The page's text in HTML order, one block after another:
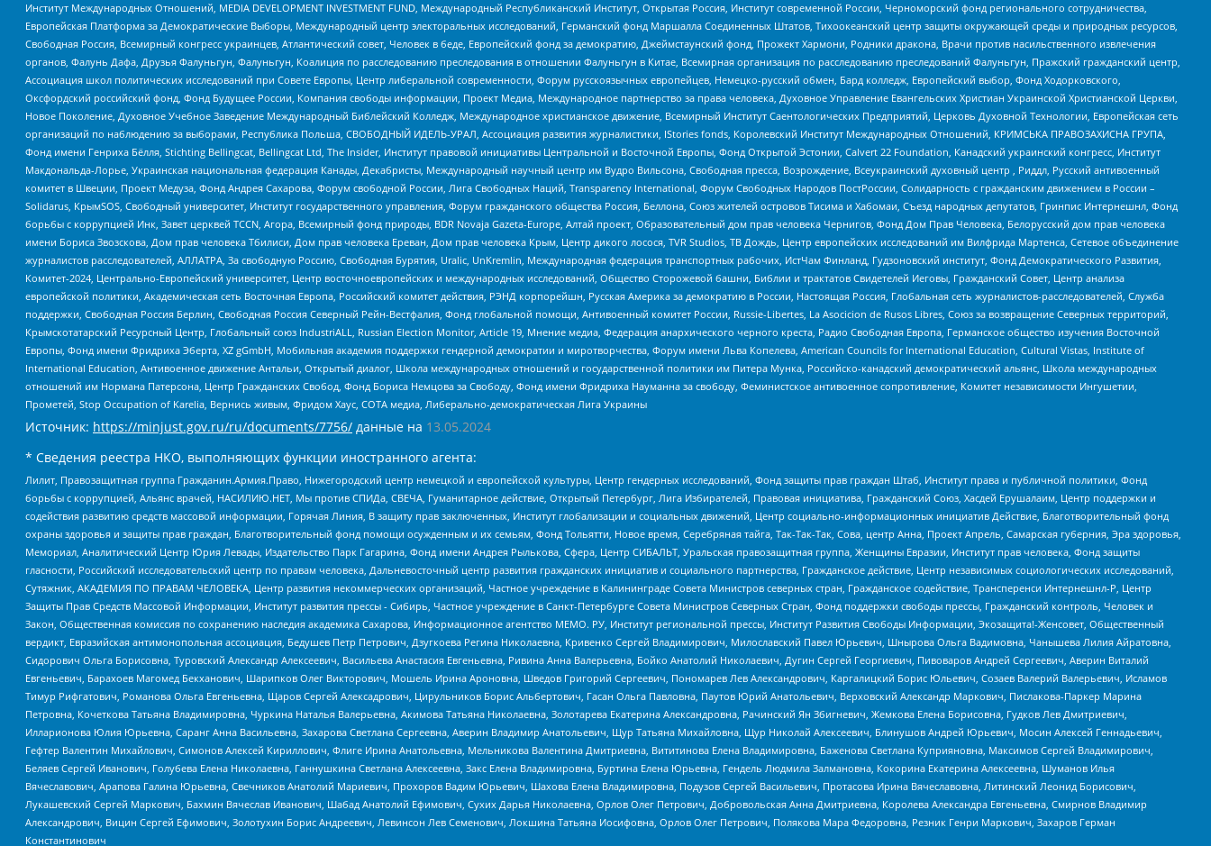
Институт Международных Отношений, MEDIA DEVELOPMENT INVESTMENT FUND, Международный Республиканский Институт, Открытая Россия, Институт современной России, Черноморский фонд регионального сотрудничества,
Европейская Платформа за Демократические Выборы, Международный центр электоральных исследований, Германский фонд Маршалла Соединенных Штатов, Тихоокеанский центр защиты окружающей среды и природных ресурсов,
Свободная Россия, Всемирный конгресс украинцев, Атлантический совет, Человек в беде, Европейский фонд за демократию, Джеймстаунский фонд, Прожект Хармони, Родники дракона, Врачи против насильственного извлечения
органов, Фалунь Дафа, Друзья Фалуньгун, Фалуньгун, Коалиция по расследованию преследования в отношении Фалуньгун в Китае, Всемирная организация по расследованию преследований Фалуньгун, Пражский гражданский центр,
Ассоциация школ политических исследований при Совете Европы, Центр либеральной современности, Форум русскоязычных европейцев, Немецко-русский обмен, Бард колледж, Европейский выбор, Фонд Ходорковского,
Оксфордский российский фонд, Фонд Будущее России, Компания свободы информации, Проект Медиа, Международное партнерство за права человека, Духовное Управление Евангельских Христиан Украинской Христианской Церкви,
Новое Поколение, Духовное Учебное Заведение Международный Библейский Колледж, Международное христианское движение, Всемирный Институт Саентологических Предприятий, Церковь Духовной Технологии, Европейская сеть
организаций по наблюдению за выборами, Республика Польша, СВОБОДНЫЙ ИДЕЛЬ-УРАЛ, Ассоциация развития журналистики, IStories fonds, Королевский Институт Международных Отношений, КРИМСЬКА ПРАВОЗАХИСНА ГРУПА,
Фонд имени Генриха Бёлля, Stichting Bellingcat, Bellingcat Ltd, The Insider, Институт правовой инициативы Центральной и Восточной Европы, Фонд Открытой Эстонии, Calvert 22 Foundation, Канадский украинский конгресс, Институт
Макдональда-Лорье, Украинская национальная федерация Канады, Декабристы, Международный научный центр им Вудро Вильсона, Свободная пресса, Возрождение, Всеукраинский духовный центр , Риддл, Русский антивоенный
комитет в Швеции, Проект Медуза, Фонд Андрея Сахарова, Форум свободной России, Лига Свободных Наций, Transparеncy International, Форум Свободных Народов ПостРоссии, Солидарность с гражданским движением в России –
Solidarus, КрымSOS, Свободный университет, Институт государственного управления, Форум гражданского общества Россия, Беллона, Союз жителей островов Тисима и Хабомаи, Съезд народных депутатов, Гринпис Интернешнл, Фонд
борьбы с коррупцией Инк, Завет церквей TCCN, Агора, Всемирный фонд природы, BDR Novaja Gazeta-Europe, Алтай проект, Образовательный дом прав человека Чернигов, Фонд Дом Прав Человека, Белорусский дом прав человека
имени Бориса Звозскова, Дом прав человека Тбилиси, Дом прав человека Ереван, Дом прав человека Крым, Центр дикого лосося, TVR Studios, ТВ Дождь, Центр европейских исследований им Вилфрида Мартенса, Сетевое объединение
журналистов расследователей, АЛЛАТРА, За свободную Россию, Свободная Бурятия, Uralic, UnKremlin, Международная федерация транспортных рабочих, ИстЧам Финланд, Гудзоновский институт, Фонд Демократического Развития,
Комитет-2024, Центрально-Европейский университет, Центр восточноевропейских и международных исследований, Общество Сторожевой башни, Библии и трактатов Свидетелей Иеговы, Гражданский Совет, Центр анализа
европейской политики, Академическая сеть Восточная Европа, Российский комитет действия, РЭНД корпорейшн, Русская Америка за демократию в России, Настоящая Россия, Глобальная сеть журналистов-расследователей, Служба
поддержки, Свободная Россия Берлин, Свободная Россия Северный Рейн-Вестфалия, Фонд глобальной помощи, Антивоенный комитет России, Russie-Libertes, La Asocicion de Rusos Libres, Союз за возвращение Северных территорий,
Крымскотатарский Ресурсный Центр, Глобальный союз IndustriALL, Russian Election Monitor, Article 19, Мнение медиа, Федерация анархического черного креста, Радио Свободная Европа, Германское общество изучения Восточной
Европы, Фонд имени Фридриха Эберта, XZ gGmbH, Мобильная академия поддержки гендерной демократии и миротворчества, Форум имени Льва Копелева, American Councils for International Education, Cultural Vistas, Institute of
International Education, Антивоенное движение Антальи, Открытый диалог, Школа международных отношений и государственной политики им Питера Мунка, Российско-канадский демократический альянс, Школа международных
отношений им Нормана Патерсона, Центр Гражданских Свобод, Фонд Бориса Немцова за Свободу, Фонд имени Фридриха Науманна за свободу, Феминистское антивоенное сопротивление, Комитет независимости Ингушетии,
Прометей, Stop Occupation of Karelia, Вернись живым, Фридом Хаус, СОТА медиа, Либерально-демократическая Лига Украины
Источник: https://minjust.gov.ru/ru/documents/7756/ данные на 13.05.2024
* Сведения реестра НКО, выполняющих функции иностранного агента:
Лилит, Правозащитная группа Гражданин.Армия.Право, Нижегородский центр немецкой и европейской культуры, Центр гендерных исследований, Фонд защиты прав граждан Штаб, Институт права и публичной политики, Фонд
борьбы с коррупцией, Альянс врачей, НАСИЛИЮ.НЕТ, Мы против СПИДа, СВЕЧА, Гуманитарное действие, Открытый Петербург, Лига Избирателей, Правовая инициатива, Гражданский Союз, Хасдей Ерушалаим, Центр поддержки и
содействия развитию средств массовой информации, Горячая Линия, В защиту прав заключенных, Институт глобализации и социальных движений, Центр социально-информационных инициатив Действие, Благотворительный фонд
охраны здоровья и защиты прав граждан, Благотворительный фонд помощи осужденным и их семьям, Фонд Тольятти, Новое время, Серебряная тайга, Так-Так-Так, Сова, центр Анна, Проект Апрель, Самарская губерния, Эра здоровья,
Мемориал, Аналитический Центр Юрия Левады, Издательство Парк Гагарина, Фонд имени Андрея Рылькова, Сфера, Центр СИБАЛЬТ, Уральская правозащитная группа, Женщины Евразии, Институт прав человека, Фонд защиты
гласности, Российский исследовательский центр по правам человека, Дальневосточный центр развития гражданских инициатив и социального партнерства, Гражданское действие, Центр независимых социологических исследований,
Сутяжник, АКАДЕМИЯ ПО ПРАВАМ ЧЕЛОВЕКА, Центр развития некоммерческих организаций, Частное учреждение в Калининграде Совета Министров северных стран, Гражданское содействие, Трансперенси Интернешнл-Р, Центр
Защиты Прав Средств Массовой Информации, Институт развития прессы - Сибирь, Частное учреждение в Санкт-Петербурге Совета Министров Северных Стран, Фонд поддержки свободы прессы, Гражданский контроль, Человек и
Закон, Общественная комиссия по сохранению наследия академика Сахарова, Информационное агентство МЕМО. РУ, Институт региональной прессы, Институт Развития Свободы Информации, Экозащита!-Женсовет, Общественный
вердикт, Евразийская антимонопольная ассоциация, Бедушев Петр Петрович, Дзугкоева Регина Николаевна, Кривенко Сергей Владимирович, Милославский Павел Юрьевич, Шнырова Ольга Вадимовна, Чанышева Лилия Айратовна,
Сидорович Ольга Борисовна, Туровский Александр Алексеевич, Васильева Анастасия Евгеньевна, Ривина Анна Валерьевна, Бойко Анатолий Николаевич, Дугин Сергей Георгиевич, Пивоваров Андрей Сергеевич, Аверин Виталий
Евгеньевич, Барахоев Магомед Бекханович, Шарипков Олег Викторович, Мошель Ирина Ароновна, Шведов Григорий Сергеевич, Пономарев Лев Александрович, Каргалицкий Борис Юльевич, Созаев Валерий Валерьевич, Исламов
Тимур Рифгатович, Романова Ольга Евгеньевна, Щаров Сергей Алексадрович, Цирульников Борис Альбертович, Гасан Ольга Павловна, Паутов Юрий Анатольевич, Верховский Александр Маркович, Пислакова-Паркер Марина
Петровна, Кочеткова Татьяна Владимировна, Чуркина Наталья Валерьевна, Акимова Татьяна Николаевна, Золотарева Екатерина Александровна, Рачинский Ян Збигневич, Жемкова Елена Борисовна, Гудков Лев Дмитриевич,
Илларионова Юлия Юрьевна, Саранг Анна Васильевна, Захарова Светлана Сергеевна, Аверин Владимир Анатольевич, Щур Татьяна Михайловна, Щур Николай Алексеевич, Блинушов Андрей Юрьевич, Мосин Алексей Геннадьевич,
Гефтер Валентин Михайлович, Симонов Алексей Кириллович, Флиге Ирина Анатольевна, Мельникова Валентина Дмитриевна, Вититинова Елена Владимировна, Баженова Светлана Куприяновна, Максимов Сергей Владимирович,
Беляев Сергей Иванович, Голубева Елена Николаевна, Ганнушкина Светлана Алексеевна, Закс Елена Владимировна, Буртина Елена Юрьевна, Гендель Людмила Залмановна, Кокорина Екатерина Алексеевна, Шуманов Илья
Вячеславович, Арапова Галина Юрьевна, Свечников Анатолий Мариевич, Прохоров Вадим Юрьевич, Шахова Елена Владимировна, Подузов Сергей Васильевич, Протасова Ирина Вячеславовна, Литинский Леонид Борисович,
Лукашевский Сергей Маркович, Бахмин Вячеслав Иванович, Шабад Анатолий Ефимович, Сухих Дарья Николаевна, Орлов Олег Петрович, Добровольская Анна Дмитриевна, Королева Александра Евгеньевна, Смирнов Владимир
Александрович, Вицин Сергей Ефимович, Золотухин Борис Андреевич, Левинсон Лев Семенович, Локшина Татьяна Иосифовна, Орлов Олег Петрович, Полякова Мара Федоровна, Резник Генри Маркович, Захаров Герман
Константинович